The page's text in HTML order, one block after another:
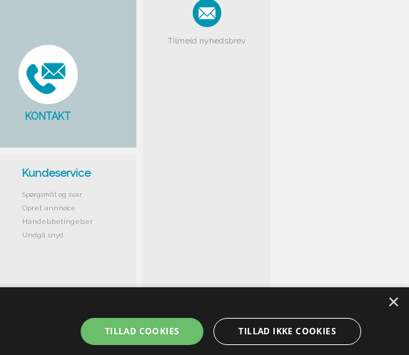
KONTAKT
Kundeservice
Spørgsmål og svar
Opret annnoce
Handelsbetingelser
Undgå snyd
Tilmeld nyhedsbrev
×
TILLAD COOKIES TILLAD IKKE COOKIES